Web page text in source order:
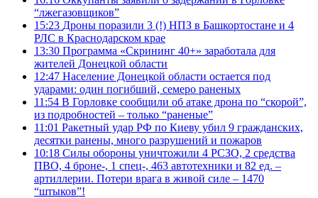
“лжегазовщиков”
15:23 Дроны поразили 3 (!) НПЗ в Башкортостане и 4
РЛС в Краснодарском крае
13:30 Программа «Скрининг 40+» заработала для
жителей Донецкой области
12:47 Население Донецкой области остается под
ударами: один погибший, семеро раненых
11:54 В Горловке сообщили об атаке дрона по “скорой”,
из подробностей – только “раненые”
11:01 Ракетный удар РФ по Киеву убил 9 гражданских,
десятки ранены, много разрушений и пожаров
10:18 Силы обороны уничтожили 4 РСЗО, 2 средства
ПВО, 4 броне-, 1 спец-, 463 автотехники и 82 ед. –
артиллерии. Потери врага в живой силе – 1470
“штыков”!